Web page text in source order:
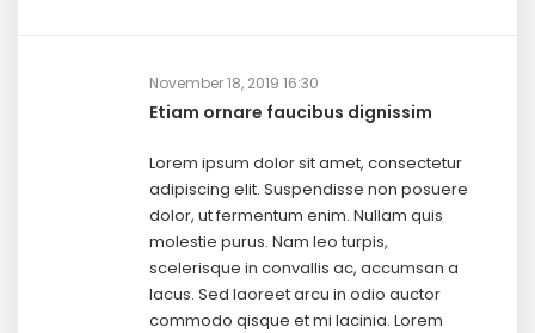
November 18, 2019 16:30
Etiam ornare faucibus dignissim
Lorem ipsum dolor sit amet, consectetur
adipiscing elit. Suspendisse non posuere
dolor, ut fermentum enim. Nullam quis
molestie purus. Nam leo turpis,
scelerisque in convallis ac, accumsan a
lacus. Sed laoreet arcu in odio auctor
commodo qisque et mi lacinia. Lorem